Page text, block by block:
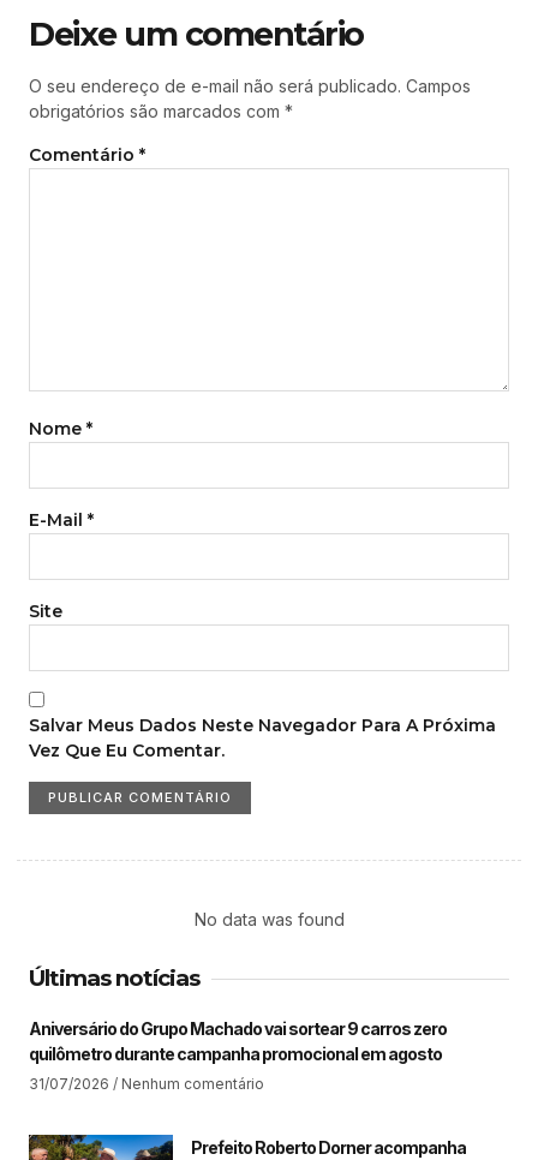
Deixe um comentário
O seu endereço de e-mail não será publicado. Campos
obrigatórios são marcados com *
Comentário *
Nome *
E-Mail *
Site
Salvar Meus Dados Neste Navegador Para A Próxima
Vez Que Eu Comentar.
No data was found
Últimas notícias
Aniversário do Grupo Machado vai sortear 9 carros zero
quilômetro durante campanha promocional em agosto
31/07/2026 Nenhum comentário
Prefeito Roberto Dorner acompanha